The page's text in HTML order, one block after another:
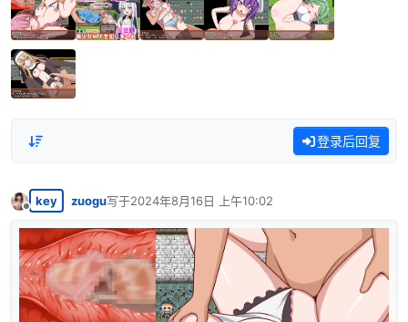
登录后回复
离线
key zuogu写于2024年8月16日 上午10:02
最后由 编辑